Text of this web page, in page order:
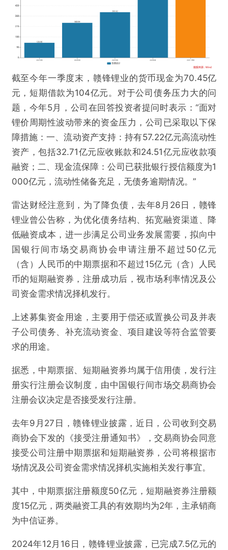
截至今年一季度末，赣锋锂业的货币现金为70.45亿
元，短期借款为104亿元。对于公司债务压力大的问
题，今年5月，公司在回答投资者提问时表示：“面对
锂价周期性波动带来的资金压力，公司已采取以下保
障措施：一、流动资产支持：持有57.22亿元高流动性
资产，包括32.71亿元应收账款和24.51亿元应收款项
融资；二、现金流保障：公司已获批银行授信额度为1
000亿元，流动性储备充足，无债务逾期情况。”
雷达财经注意到，为了降负债，去年8月26日，赣锋
锂业曾公告称，为优化债务结构、拓宽融资渠道、降
低融资成本，进一步满足公司业务发展需要，拟向中
国银行间市场交易商协会申请注册不超过50亿元
（含）人民币的中期票据和不超过15亿元（含）人民
币的短期融资券，注册成功后，视市场利率情况及公
司资金需求情况择机发行。
上述募集资金用途，主要用于偿还或置换公司及并表
子公司债务、补充流动资金、项目建设等符合监管要
求的用途。
据悉，中期票据、短期融资券均属于信用债，发行注
册实行注册会议制度，由中国银行间市场交易商协会
注册会议决定是否接受发行注册。
去年9月27日，赣锋锂业披露，近日，公司收到交易
商协会下发的《接受注册通知书》，交易商协会同意
接受公司注册中期票据和短期融资券，公司将根据市
场情况及公司资金需求情况择机实施相关发行事宜。
其中，中期票据注册额度50亿元，短期融资券注册额
度15亿元，两类融资工具的有效期均为2年，主承销商
为中信证券。
2024年12月16日，赣锋锂业披露，已完成7.5亿元的